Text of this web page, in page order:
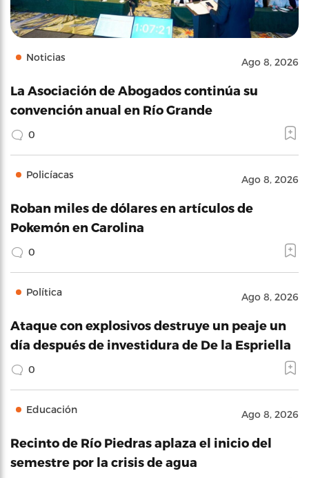
Noticias Ago 8, 2026
La Asociación de Abogados continúa su
convención anual en Río Grande
0
Policíacas Ago 8, 2026
Roban miles de dólares en artículos de
Pokemón en Carolina
0
Política Ago 8, 2026
Ataque con explosivos destruye un peaje un
día después de investidura de De la Espriella
0
Educación Ago 8, 2026
Recinto de Río Piedras aplaza el inicio del
semestre por la crisis de agua